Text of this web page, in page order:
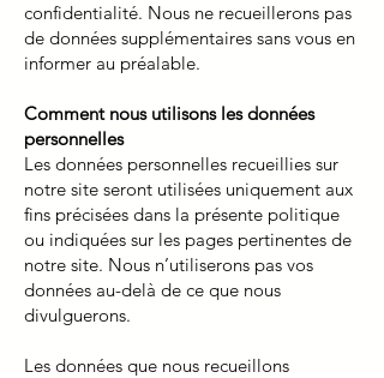
confidentialité. Nous ne recueillerons pas
de données supplémentaires sans vous en
informer au préalable.
Comment nous utilisons les données
personnelles
Les données personnelles recueillies sur
notre site seront utilisées uniquement aux
fins précisées dans la présente politique
ou indiquées sur les pages pertinentes de
notre site. Nous n’utiliserons pas vos
données au-delà de ce que nous
divulguerons.
Les données que nous recueillons